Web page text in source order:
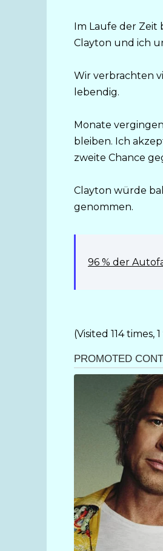
Im Laufe der Zeit
Clayton und ich
Wir verbrachten
lebendig.
Monate
bleiben. Ich
zweite Chance
Clayton würde
genommen.
96 % der
(Visited 114 times,